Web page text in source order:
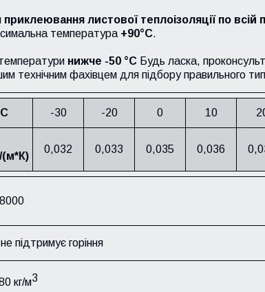
приклеювання листової теплоізоляції по всій
температура +90°C.
нижче -50 °C Будь ласка,
технічним фахівцем для підбору правильного
-30 -20 0 10
(м*К)
0,032 0,033 0,035 0,036
підтримує горіння
кг/м3